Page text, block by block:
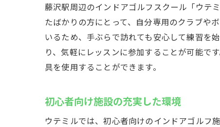
パー
藤沢駅周辺のインドアゴルフスクール「ウテ
たばかりの方にとって、自分専用のクラブや
いるため、手ぶらで訪れても安心して練習を
り、気軽にレッスンに参加することが可能で
具を使用することができます。
初心者向け施設の充実した環境
ウテミルでは、初心者向けのインドアゴルフ